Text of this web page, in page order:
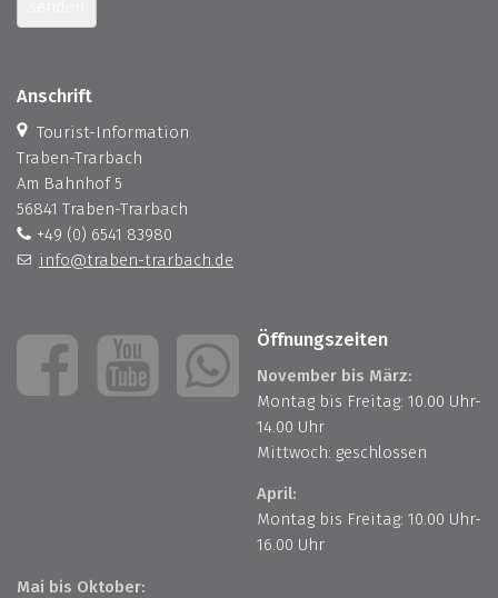
Anschrift
Tourist-Information
Traben-Trarbach
Am Bahnhof 5
56841 Traben-Trarbach
+49 (0) 6541 83980
info@traben-trarbach.de
Öffnungszeiten
November bis März:
Montag bis Freitag: 10.00 Uhr-
14.00 Uhr
Mittwoch: geschlossen
April:
Montag bis Freitag: 10.00 Uhr-
16.00 Uhr
Mai bis Oktober: